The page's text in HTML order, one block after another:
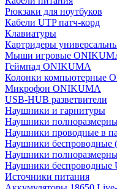
Рюкзаки для ноутбуков
Кабели UTP патч-корд
Клавиатуры
Картридеры
Мыши игровые
Геймпад ONIKUMA
Колонки компьютерные
Микрофон ONIKUMA
USB-HUB разветвители
Наушники и гарнитуры
Наушники
Наушники проводные в
Наушники беспроводные
Наушники
Наушники беспроводные
Источники питания